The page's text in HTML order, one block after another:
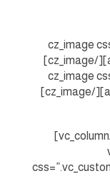
[cz_image
align:center” image=”265″ id=”cz_51703″][/cz_image]
[cz_image
[cz_gap height=”30px” id=”cz_22322″][/vc_column]